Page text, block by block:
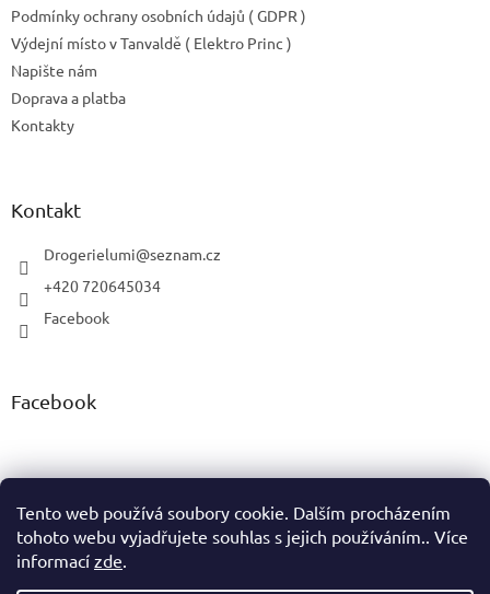
Tento web používá soubory cookie. Dalším procházením
tohoto webu vyjadřujete souhlas s jejich používáním.. Více
informací zde.
Podmínky ochrany osobních údajů ( GDPR )
Výdejní místo v Tanvaldě ( Elektro Princ )
Napište nám
Doprava a platba
Kontakty
Kontakt
Drogerielumi@seznam.cz
+420 720645034
Facebook
Facebook
Vytvořil Shoptet